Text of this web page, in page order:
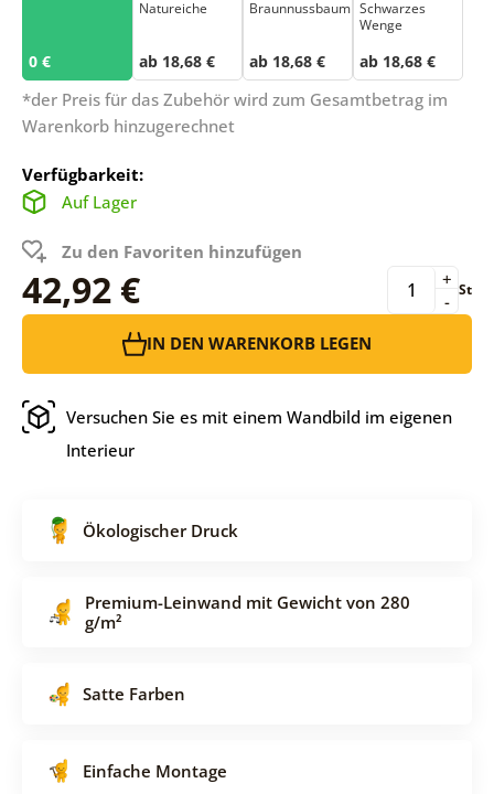
0 €
Natureiche
ab 18,68 €
Braunnussbaum
ab 18,68 €
Schwarzes
Wenge
ab 18,68 €
*der Preis für das Zubehör wird zum Gesamtbetrag im
Warenkorb hinzugerechnet
Verfügbarkeit:
Auf Lager
Zu den Favoriten hinzufügen
42,92 € -
+ St
IN DEN WARENKORB LEGEN
Versuchen Sie es mit einem Wandbild im eigenen
Interieur
Ökologischer Druck
Premium-Leinwand mit Gewicht von 280
g/m²
Satte Farben
Einfache Montage